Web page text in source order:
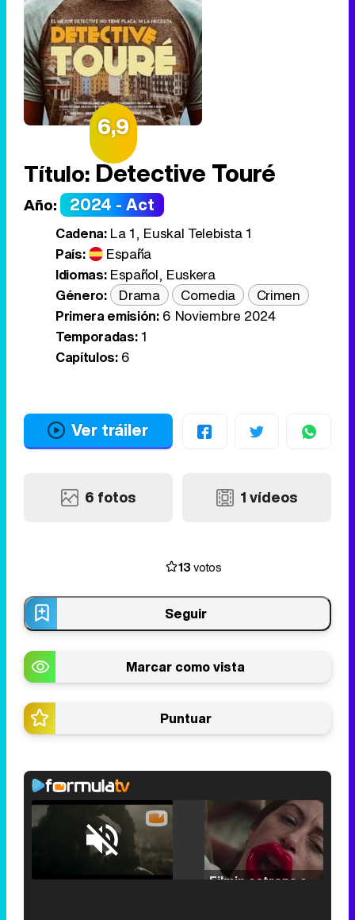
6,9
Título: Detective Touré
Año: 2024 - Act
Cadena:La 1, Euskal Telebista 1
País:
España
Idiomas: Español, Euskera
Género:
Drama Comedia
Crimen
Primera emisión:6 Noviembre 2024
Temporadas:1
Capítulos:6
Ver tráiler
6 fotos 1 vídeos
13votos
Seguir
Marcar como vista
Puntuar
Unmute /